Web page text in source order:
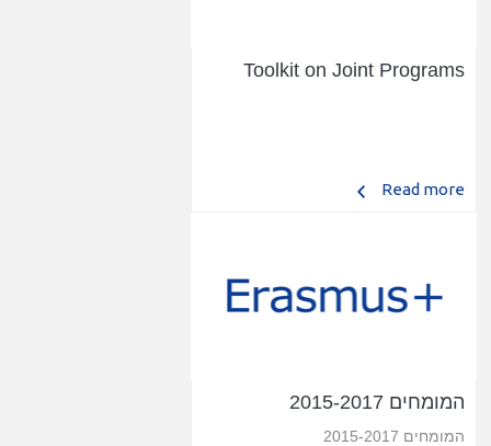
Toolkit on Joint Programs
Read more
המומחים 2015-2017
המומחים 2015-2017